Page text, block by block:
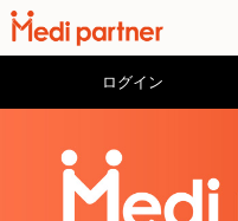
ログイン